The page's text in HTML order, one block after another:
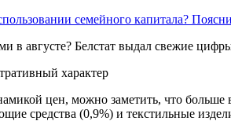
семейного капитала?
характер
цен, можно заметить, что больше
средства (0,9%) и текстильные